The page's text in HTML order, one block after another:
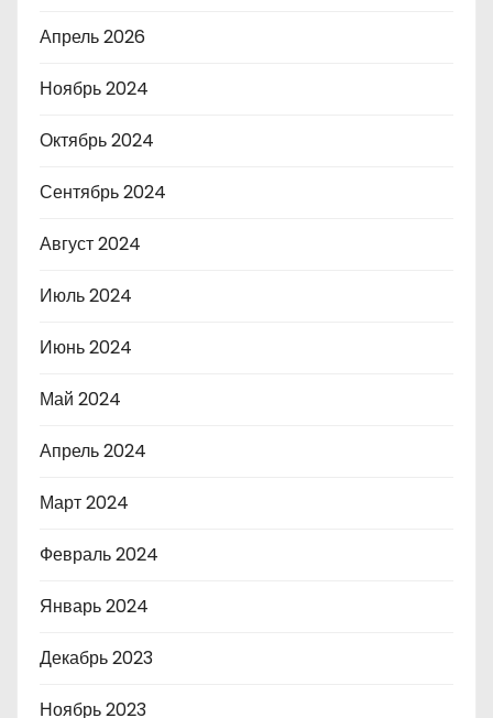
Апрель 2026
Ноябрь 2024
Октябрь 2024
Сентябрь 2024
Август 2024
Июль 2024
Июнь 2024
Май 2024
Апрель 2024
Март 2024
Февраль 2024
Январь 2024
Декабрь 2023
Ноябрь 2023